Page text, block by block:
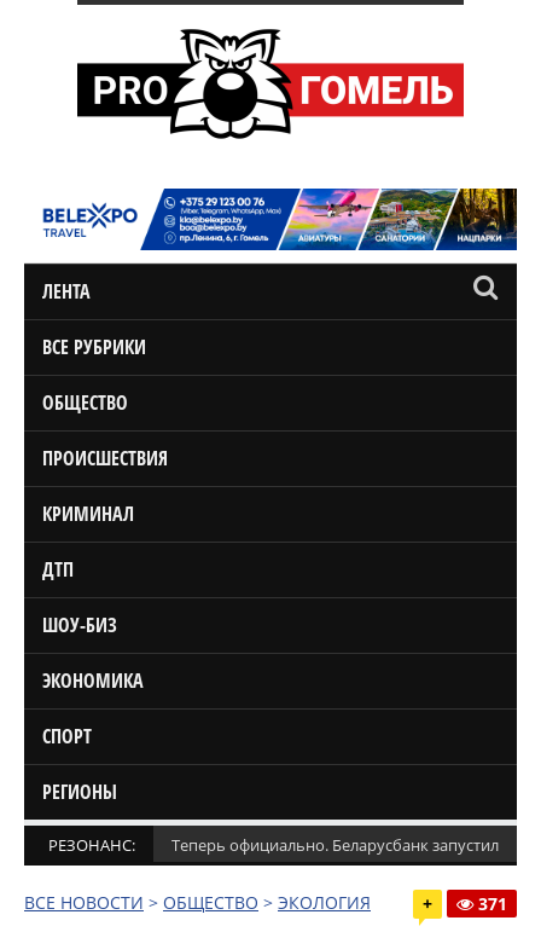
ЛЕНТА
ВСЕ РУБРИКИ
ОБЩЕСТВО
ПРОИСШЕСТВИЯ
КРИМИНАЛ
ДТП
ШОУ-БИЗ
ЭКОНОМИКА
СПОРТ
РЕГИОНЫ
РЕЗОНАНС: Теперь официально. Беларусбанк запустил
ВСЕ НОВОСТИ > ОБЩЕСТВО > ЭКОЛОГИЯ + 371